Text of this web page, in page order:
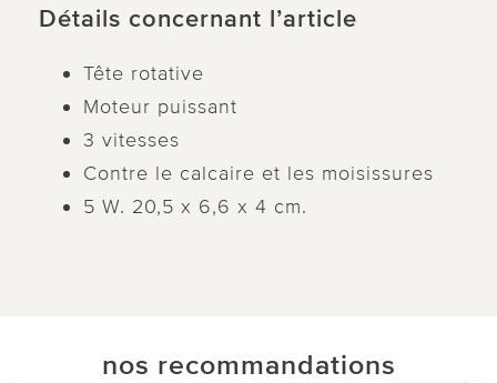
Détails concernant l’article
Tête rotative
Moteur puissant
3 vitesses
Contre le calcaire et les moisissures
5 W. 20,5 x 6,6 x 4 cm.
nos recommandations